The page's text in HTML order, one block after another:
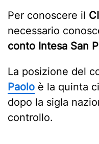
Per conoscere il
necessario
conto Intesa San
La posizione del
Paolo è la quinta
dopo la sigla
controllo.